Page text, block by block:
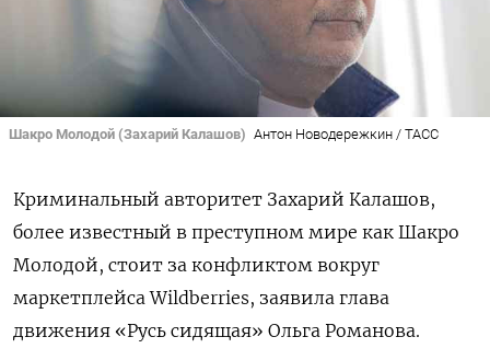
Шакро Молодой (Захарий Калашов) Антон Новодережкин / ТАСС
Криминальный авторитет Захарий Калашов,
более известный в преступном мире как Шакро
Молодой, стоит за конфликтом вокруг
маркетплейса Wildberries, заявила глава
движения «Русь сидящая» Ольга Романова.